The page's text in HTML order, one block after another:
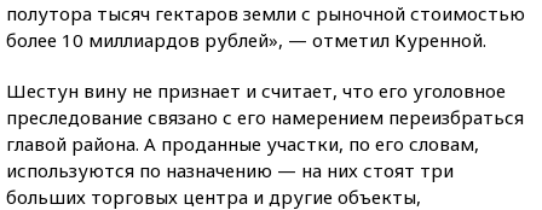
полутора тысяч гектаров земли с рыночной стоимостью
более 10 миллиардов рублей», — отметил Куренной.
Шестун вину не признает и считает, что его уголовное
преследование связано с его намерением переизбраться
главой района. А проданные участки, по его словам,
используются по назначению — на них стоят три
больших торговых центра и другие объекты,